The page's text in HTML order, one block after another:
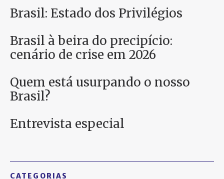
Brasil: Estado dos Privilégios
Brasil à beira do precipício:
cenário de crise em 2026
Quem está usurpando o nosso
Brasil?
Entrevista especial
CATEGORIAS